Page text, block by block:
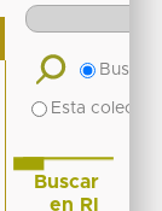
Buscar
Esta
Buscar
en RI